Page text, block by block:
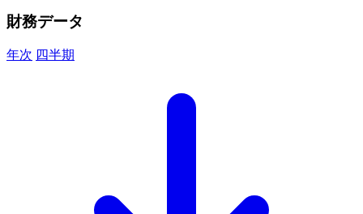
財務データ
年次 四半期